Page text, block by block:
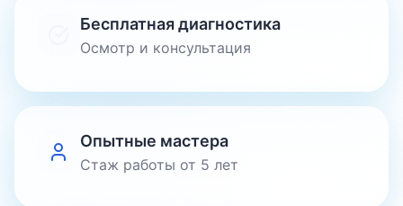
Бесплатная диагностика
Осмотр и консультация
Опытные мастера
Стаж работы от 5 лет